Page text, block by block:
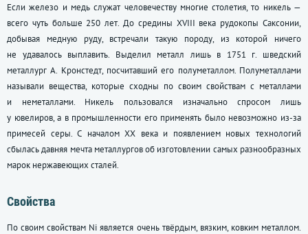
Если железо и медь служат человечеству многие столетия, то никель —
всего чуть больше 250 лет. До средины ХVIII века рудокопы Саксонии,
добывая медную руду, встречали такую породу, из которой ничего
не удавалось выплавить. Выделил металл лишь в 1751 г. шведский
металлург А. Кронстедт, посчитавший его полуметаллом. Полуметаллами
называли вещества, которые сходны по своим свойствам с металлами
и неметаллами. Никель пользовался изначально спросом лишь
у ювелиров, а в промышленности его применять было невозможно из-за
примесей серы. С началом ХХ века и появлением новых технологий
сбылась давняя мечта металлургов об изготовлении самых разнообразных
марок нержавеющих сталей.
Свойства
По своим свойствам Ni является очень твёрдым, вязким, ковким металлом.